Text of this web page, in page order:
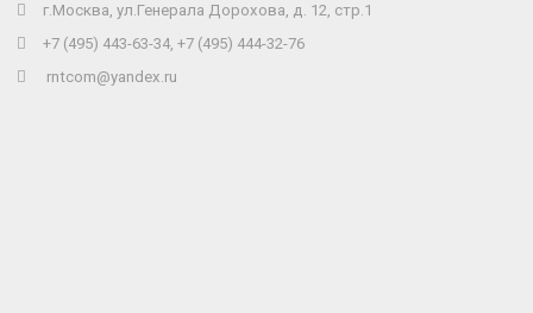
г.Москва, ул.Генерала Дорохова, д. 12, стр.1
+7 (495) 443-63-34, +7 (495) 444-32-76
rntcom@yandex.ru